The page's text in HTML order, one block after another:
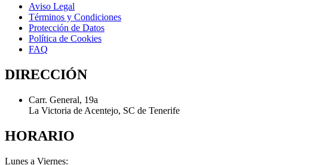
Aviso Legal
Términos y Condiciones
Protección de Datos
Política de Cookies
FAQ
DIRECCIÓN
Carr. General, 19a
La Victoria de Acentejo, SC de Tenerife
HORARIO
Lunes a Viernes: